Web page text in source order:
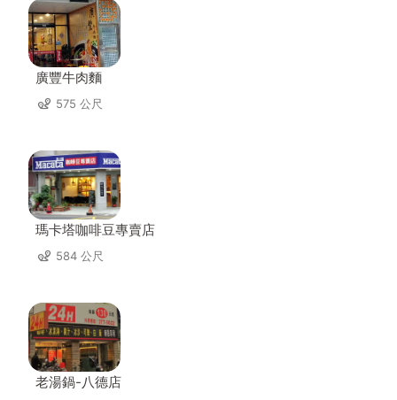
廣豐牛肉麵
575 公尺
瑪卡塔咖啡豆專賣店
584 公尺
老湯鍋-八德店